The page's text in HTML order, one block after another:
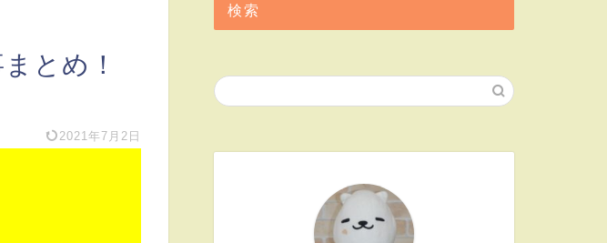
とめ！
2021年7月2日
検索